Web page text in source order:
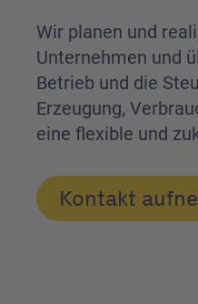
Wir planen und
Unternehmen und
Betrieb und die
Erzeugung,
eine flexible und
Kontakt